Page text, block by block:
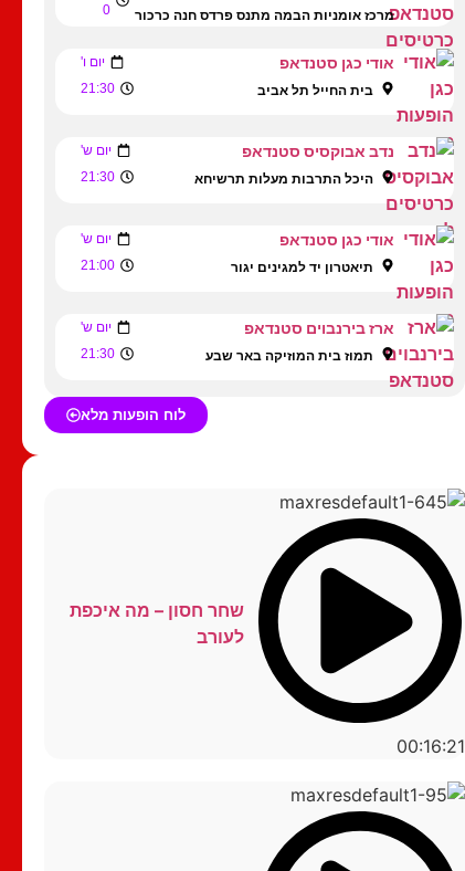
מרכז אומניות הבמה מתנס פרדס חנה כרכור
0
אודי כגן סטנדאפ יום ו'
בית החייל תל אביב 21:30
נדב אבוקסיס סטנדאפ יום ש'
היכל התרבות מעלות תרשיחא 21:30
אודי כגן סטנדאפ יום ש'
תיאטרון יד למגינים יגור 21:00
ארז בירנבוים סטנדאפ יום ש'
תמוז בית המוזיקה באר שבע 21:30
לוח הופעות מלא
00:16:21
שחר חסון – מה איכפת
לעורב